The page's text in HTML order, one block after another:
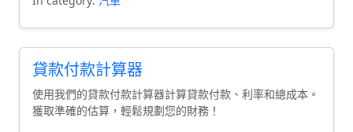
貸款付款計算器
使用我們的貸款付款計算器計算貸款付款、利率和總成本。
獲取準確的估算，輕鬆規劃您的財務！